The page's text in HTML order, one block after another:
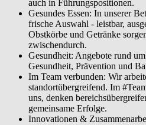
auch in Führungspositionen.
Gesundes Essen: In unserer
frische Auswahl - leistbar,
Obstkörbe und Getränke
zwischendurch.
Gesundheit: Angebote rund
Gesundheit, Prävention und
Im Team verbunden: Wir
standortübergreifend. Im
uns, denken
gemeinsame Erfolge.
Innovationen &